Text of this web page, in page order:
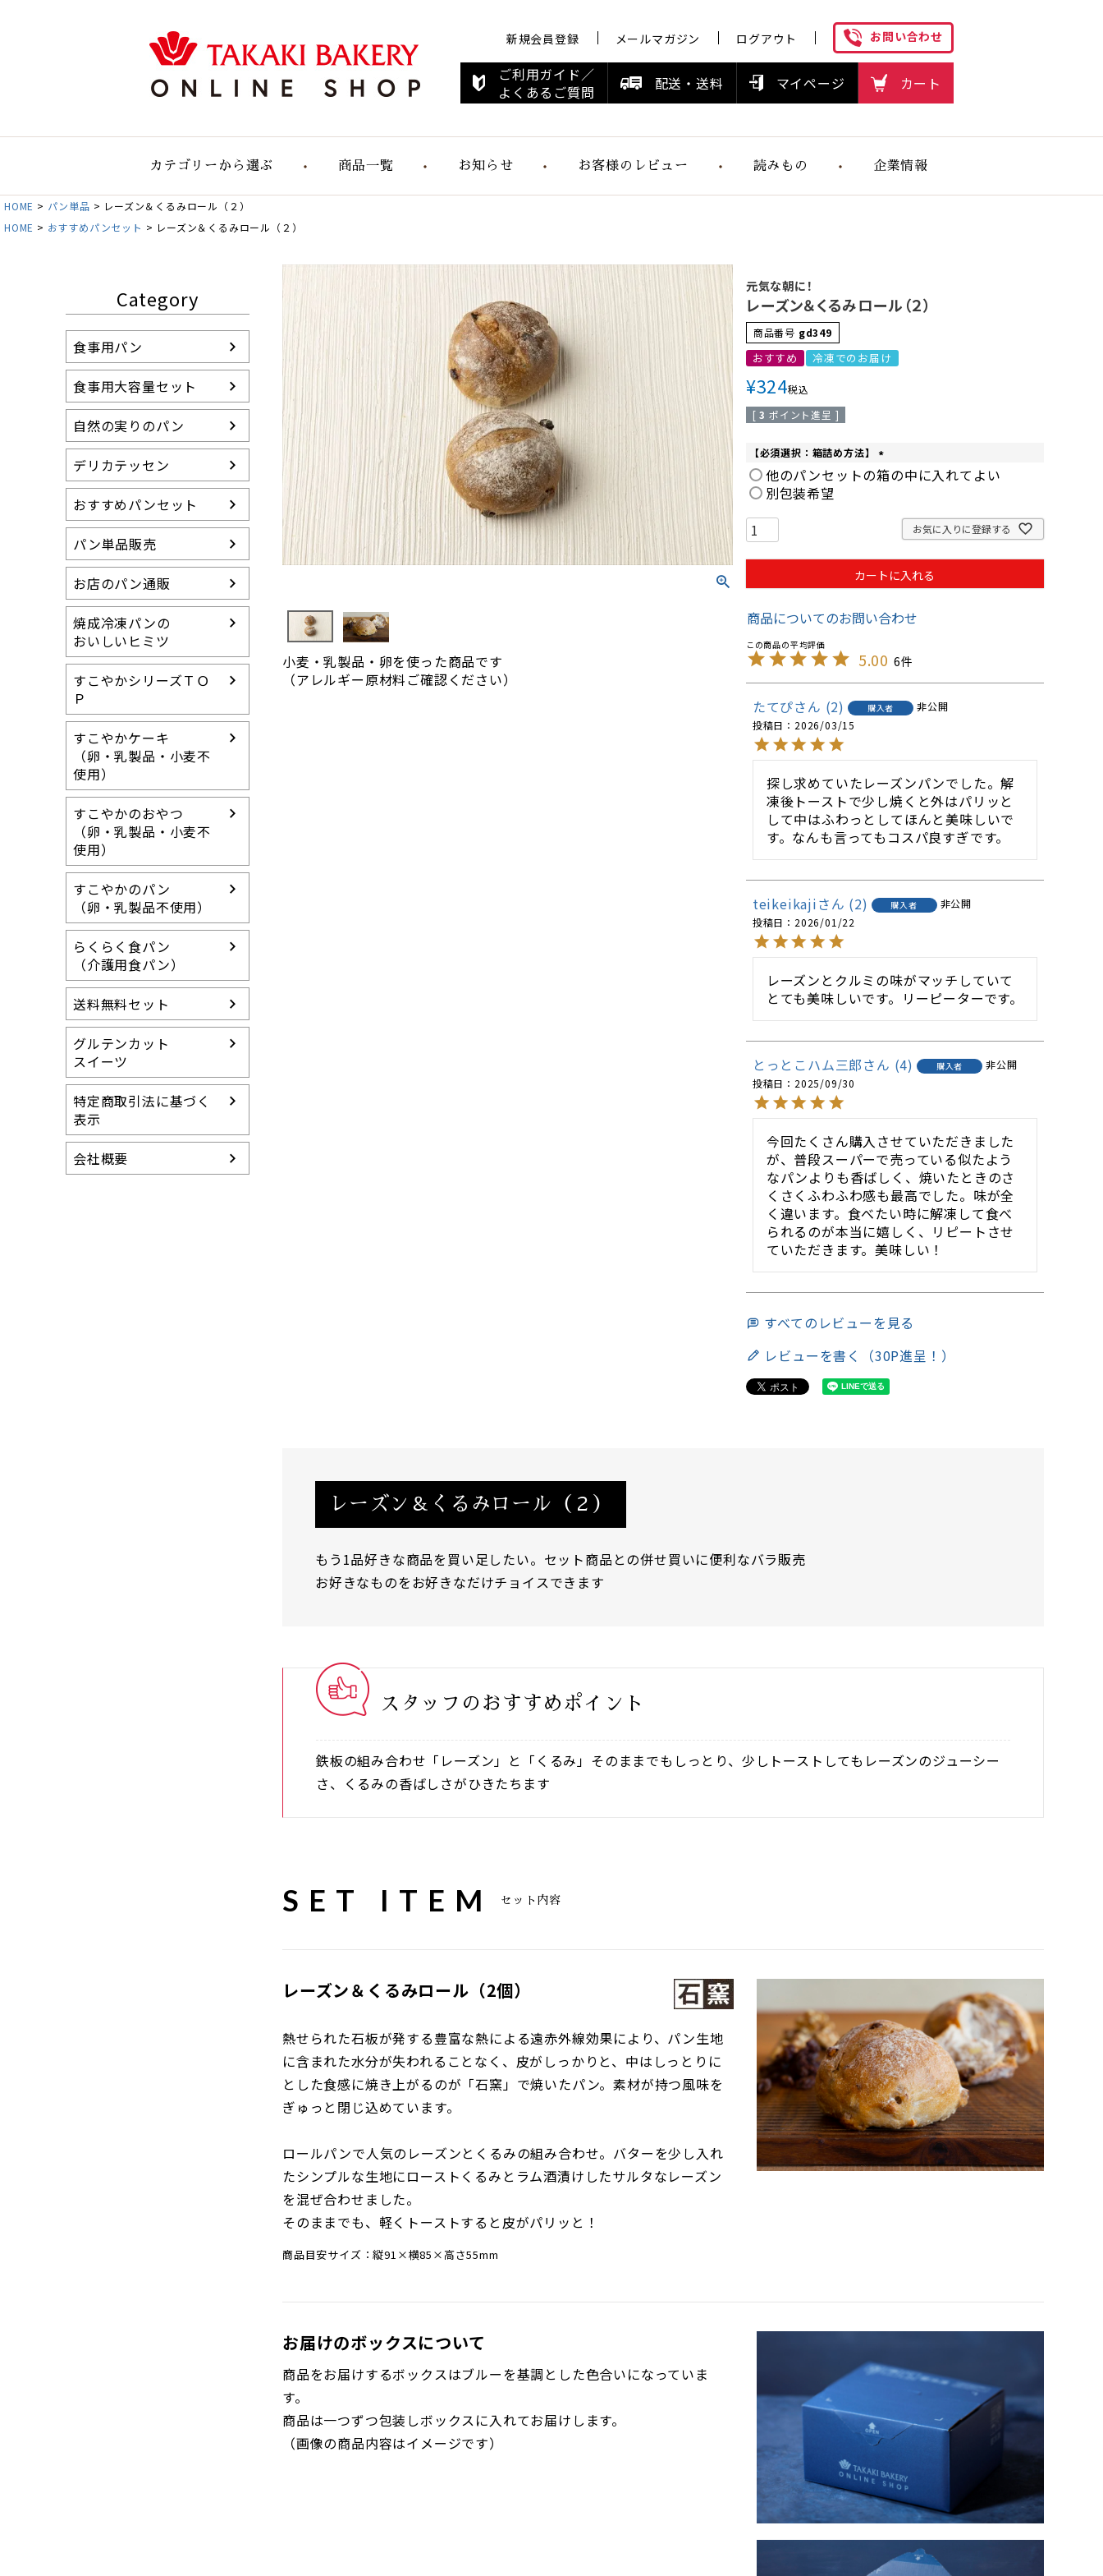
新規会員登録 メールマガジン ログアウト お問い合わせ
ご利用ガイド／
よくあるご質問
配送・送料 マイページ カート
カテゴリーから選ぶ
食事用のパン
食事用大容量セット
おすすめパンセット
お店のパン通販
冷凍パンの特徴
すこやかシリーズ
らくらく食パン
（介護用食パン）
15周年アニバーサ
リー
送料無料セット
グルテンカット スイ
ーツ
商品一覧 お知らせ お客様のレビュー 読みもの 企業情報
HOME パン単品
レーズン＆くるみロール（２）
HOME
おすすめパンセット レーズン＆くるみロール（２）
Category
食事用パン
食事用大容量セット
自然の実りのパン
デリカテッセン
おすすめパンセット
パン単品販売
お店のパン通販
焼成冷凍パンの
おいしいヒミツ
すこやかシリーズＴＯ
Ｐ
すこやかケーキ
（卵・乳製品・小麦不
使用）
すこやかのおやつ
（卵・乳製品・小麦不
使用）
すこやかのパン
（卵・乳製品不使用）
らくらく食パン
（介護用食パン）
送料無料セット
グルテンカット
スイーツ
特定商取引法に基づく
表示
会社概要
小麦・乳製品・卵を使った商品です
（アレルギー原材料ご確認ください）
元気な朝に！
レーズン＆くるみロール（２）
商品番号 gd349
おすすめ 冷凍でのお届け
¥324税込
[ 3 ポイント進呈 ]
【必須選択：箱詰め方法】
(
必
他のパンセットの箱の中に入れてよい
別包装希望
お気に入りに登録する
カートに入れる
商品についてのお問い合わせ
5.00 6
たてぴ 2 購入者
非公開
投稿日
2026/03/15
探し求めていたレーズンパンでした。解
凍後トーストで少し焼くと外はパリッと
して中はふわっとしてほんと美味しいで
す。なんも言ってもコスパ良すぎです。
teikeikaji 2 購入者
非公開
投稿日
2026/01/22
レーズンとクルミの味がマッチしていて
とても美味しいです。リーピーターです。
とっとこハム三郎 4 購入者
非公開
投稿日
2025/09/30
今回たくさん購入させていただきました
が、普段スーパーで売っている似たよう
なパンよりも香ばしく、焼いたときのさ
くさくふわふわ感も最高でした。味が全
く違います。食べたい時に解凍して食べ
られるのが本当に嬉しく、リピートさせ
ていただきます。美味しい！
すべてのレビューを見る
レビューを書く（30P進呈！）
レーズン＆くるみロール（２）
もう1品好きな商品を買い足したい。セット商品との併せ買いに便利なバラ販売
お好きなものをお好きなだけチョイスできます
スタッフのおすすめポイント
鉄板の組み合わせ「レーズン」と「くるみ」そのままでもしっとり、少しトーストしてもレーズンのジューシー
さ、くるみの香ばしさがひきたちます
SET ITEM セット内容
レーズン＆くるみロール（2個）
熱せられた石板が発する豊富な熱による遠赤外線効果により、パン生地
に含まれた水分が失われることなく、皮がしっかりと、中はしっとりに
とした食感に焼き上がるのが「石窯」で焼いたパン。素材が持つ風味を
ぎゅっと閉じ込めています。
ロールパンで人気のレーズンとくるみの組み合わせ。バターを少し入れ
たシンプルな生地にローストくるみとラム酒漬けしたサルタなレーズン
を混ぜ合わせました。
そのままでも、軽くトーストすると皮がパリッと！
商品目安サイズ：縦91×横85×高さ55mm
お届けのボックスについて
商品をお届けするボックスはブルーを基調とした色合いになっていま
す。
商品は一つずつ包装しボックスに入れてお届けします。
（画像の商品内容はイメージです）